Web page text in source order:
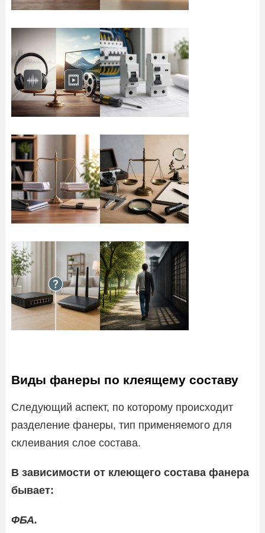
Виды фанеры по клеящему составу
Следующий аспект, по которому происходит
разделение фанеры, тип применяемого для
склеивания слое состава.
В зависимости от клеющего состава фанера
бывает:
ФБА.